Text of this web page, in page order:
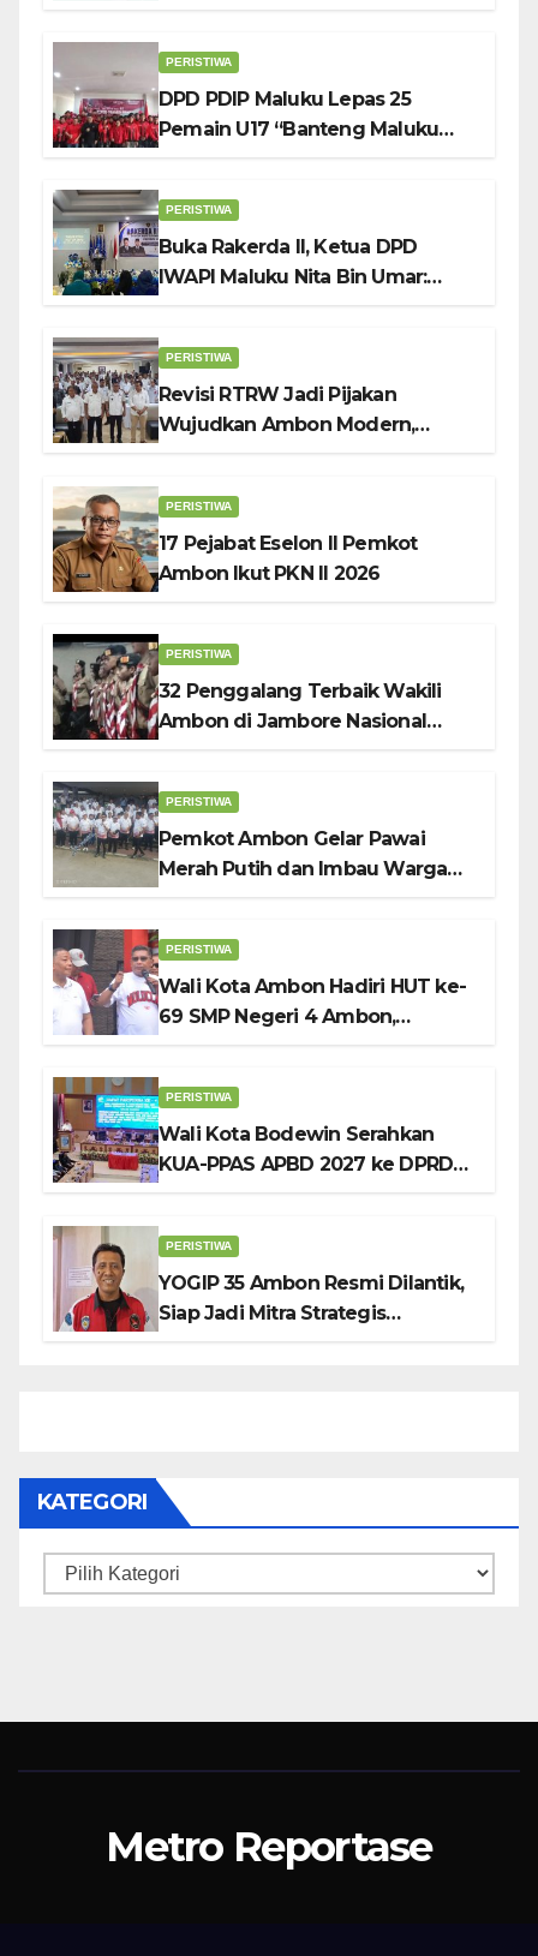
PERISTIWA
DPD PDIP Maluku Lepas 25
Pemain U17 “Banteng Maluku
PERISTIWA
Buka Rakerda II, Ketua DPD
IWAPI Maluku Nita Bin Umar:
PERISTIWA
Revisi RTRW Jadi Pijakan
Wujudkan Ambon Modern,
PERISTIWA
17 Pejabat Eselon II Pemkot
Ambon Ikut PKN II 2026
PERISTIWA
32 Penggalang Terbaik Wakili
Ambon di Jambore Nasional
PERISTIWA
Pemkot Ambon Gelar Pawai
Merah Putih dan Imbau Warga
PERISTIWA
Wali Kota Ambon Hadiri HUT ke-
69 SMP Negeri 4 Ambon,
PERISTIWA
Wali Kota Bodewin Serahkan
KUA-PPAS APBD 2027 ke DPRD
PERISTIWA
YOGIP 35 Ambon Resmi Dilantik,
Siap Jadi Mitra Strategis
KATEGORI
Kategori
Metro Reportase